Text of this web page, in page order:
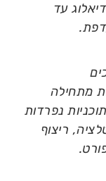
עד
מתחילה
נפרדות
ריצוף